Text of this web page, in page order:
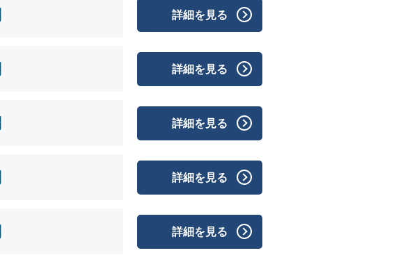
詳細を見る
詳細を見る
詳細を見る
詳細を見る
詳細を見る